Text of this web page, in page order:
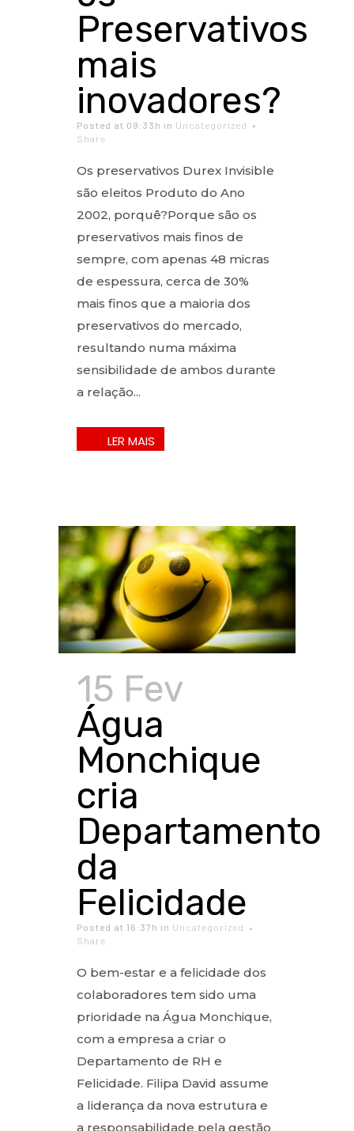
Preservativos
mais
inovadores?
Posted at 09:33h in Uncategorized
Share
Os preservativos Durex Invisible
são eleitos Produto do Ano
2002, porquê?Porque são os
preservativos mais finos de
sempre, com apenas 48 micras
de espessura, cerca de 30%
mais finos que a maioria dos
preservativos do mercado,
resultando numa máxima
sensibilidade de ambos durante
a relação...
15 Fev
Água
Monchique
cria
Departamento
da
Felicidade
Posted at 16:37h in Uncategorized
Share
O bem-estar e a felicidade dos
colaboradores tem sido uma
prioridade na Água Monchique,
com a empresa a criar o
Departamento de RH e
Felicidade. Filipa David assume
a liderança da nova estrutura e
a responsabilidade pela gestão